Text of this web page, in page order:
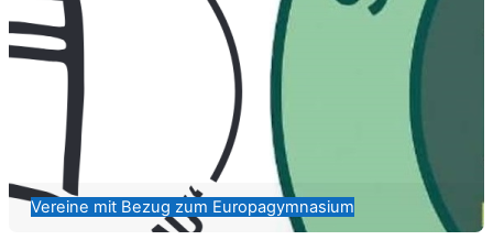
Vereine mit Bezug zum Europagymnasium